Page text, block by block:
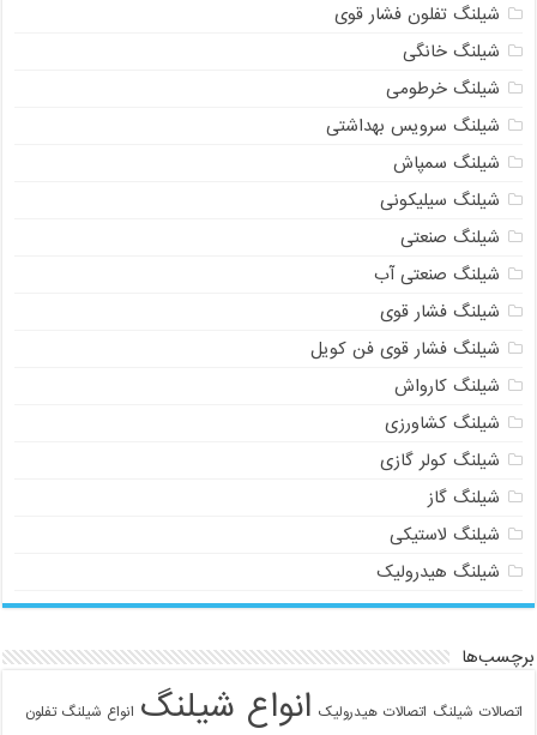
شیلنگ تفلون فشار قوی
شیلنگ خانگی
شیلنگ خرطومی
شیلنگ سرویس بهداشتی
شیلنگ سمپاش
شیلنگ سیلیکونی
شیلنگ صنعتی
شیلنگ صنعتی آب
شیلنگ فشار قوی
شیلنگ فشار قوی فن کویل
شیلنگ کارواش
شیلنگ کشاورزی
شیلنگ کولر گازی
شیلنگ گاز
شیلنگ لاستیکی
شیلنگ هیدرولیک
برچسب‌ها
اتصالات شیلنگ اتصالات هیدرولیک انواع شیلنگ انواع شیلنگ تفلون